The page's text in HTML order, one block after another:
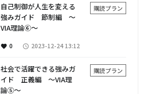
自己制御が人生を変える
強みガイド 節制編 ～
VIA理論⑥～
購読プラン
favorite 0 access_time 2023-12-24 13:12
社会で活躍できる強みガ
イド 正義編 ～VIA理
論⑤～
購読プラン